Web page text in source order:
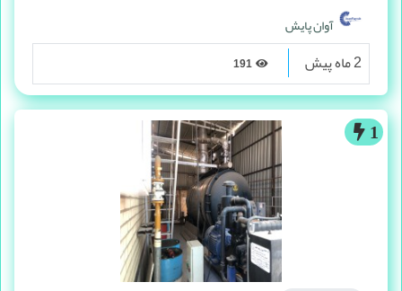
املاک صنعتی
بالانس دینامیکی و استاتیکی فن
آوان پایش